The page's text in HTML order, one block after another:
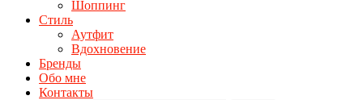
Шоппинг
Стиль
Аутфит
Вдохновение
Бренды
Обо мне
Контакты